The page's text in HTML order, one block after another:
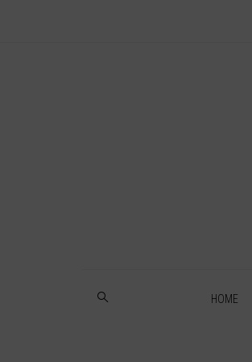
HOME